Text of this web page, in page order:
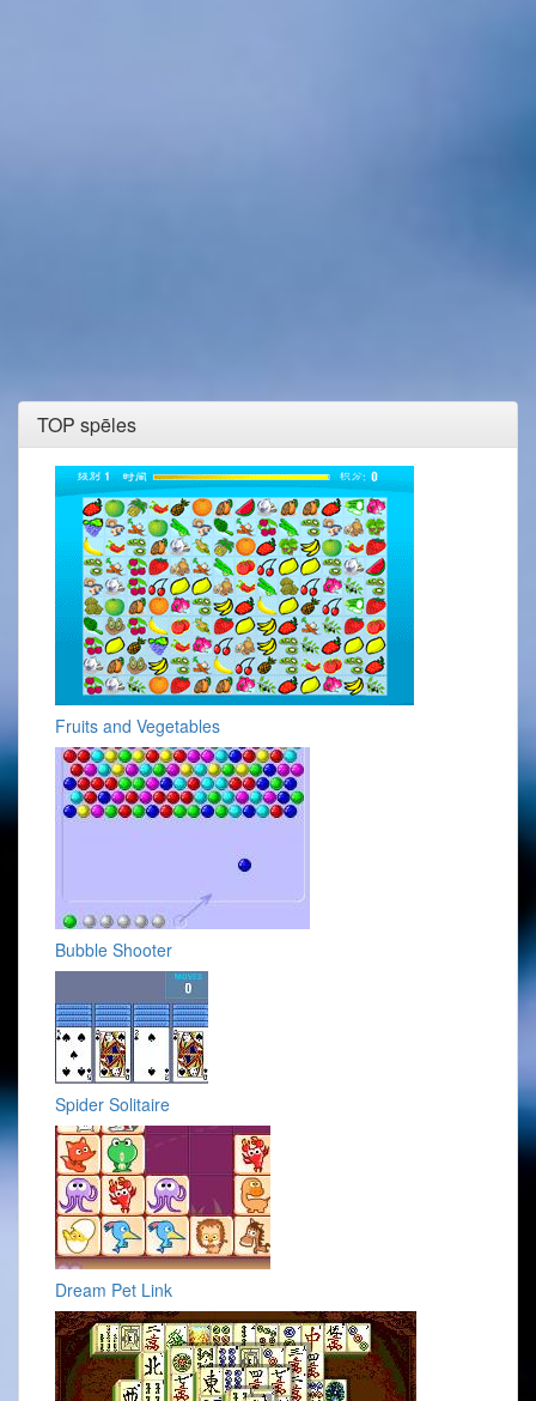
TOP spēles
Fruits and Vegetables
Bubble Shooter
Spider Solitaire
Dream Pet Link